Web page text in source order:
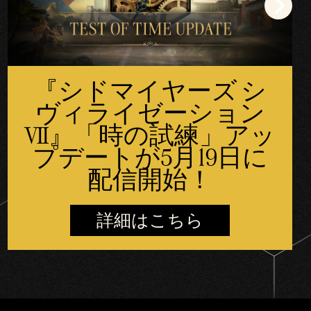
『シドマイヤーズ シ
ヴィライゼーション
VII』「時の試練」アッ
プデートが5月19日に
配信開始！
詳細はこちら